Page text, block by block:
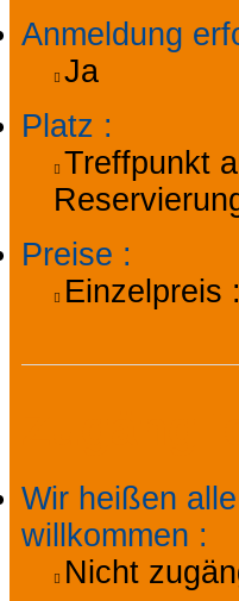
Anmeldung
Ja
Platz :
Treffpunkt
Preise :
Einzelpreis :
Wir heißen
willkommen :
Nicht